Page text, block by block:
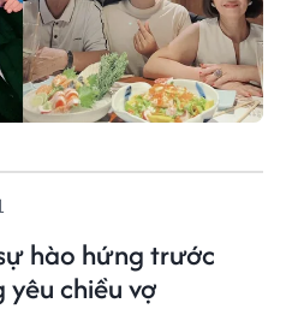
hào hứng trước
yêu chiều vợ